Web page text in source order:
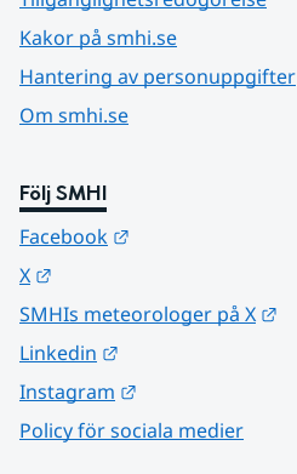
Kakor på smhi.se
Hantering av personuppgifter
Om smhi.se
Följ SMHI
Facebook
X
SMHIs meteorologer på X
Linkedin
Instagram
Policy för sociala medier